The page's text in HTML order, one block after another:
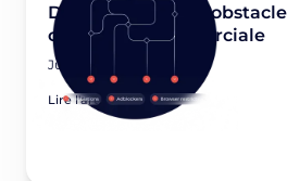
Dead-end data :
croissance commerciale
June 22, 2026
Lire l'article